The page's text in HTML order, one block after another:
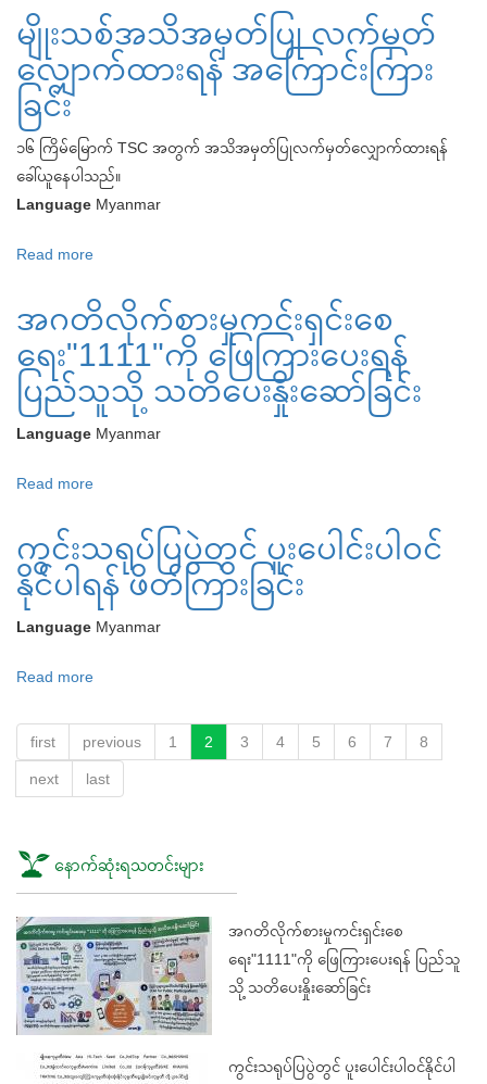
ပြပွဲ
၂၀၂၀
(2020
FAIR)
မျိုးသစ်အသိအမှတ်ပြု လက်မှတ်
လျှောက်ထားရန် အကြောင်းကြား
ခြင်း
၁၆ ကြိမ်မြောက် TSC အတွက် အသိအမှတ်ပြုလက်မှတ်လျှောက်ထားရန်
ခေါ်ယူနေပါသည်။
Language Myanmar
Read more
သစ်
အသိအမှတ်ပြု
လက်မှတ်
လျှောက်ထား
ရန်
အဂတိလိုက်စားမှုကင်းရှင်းစေ
ရေး"1111"ကို ဖြေကြားပေးရန်
ပြည်သူသို့ သတိပေးနှိုးဆော်ခြင်း
Language Myanmar
Read more
မှု
ကင်း
ရှင်း
စေ
ရန်
ပြည်
သူ
နှိုးဆော်
ကွင်းသရုပ်ပြပွဲတွင် ပူးပေါင်းပါဝင်
နိုင်ပါရန် ဖိတ်ကြားခြင်း
Language Myanmar
Read more
သရုပ်ပြ
ပွဲ
တွင်
နိုင်
ရန်
ဖိတ်ကြား
ခြင်း
first previous 1 2 3 4 5 6 7 8
next last
နောက်ဆုံးရသတင်းများ
အဂတိလိုက်စားမှုကင်းရှင်းစေ
ရေး"1111"ကို ဖြေကြားပေးရန် ပြည်သူ
သို့ သတိပေးနှိုးဆော်ခြင်း
ကွင်းသရုပ်ပြပွဲတွင် ပူးပေါင်းပါဝင်နိုင်ပါ